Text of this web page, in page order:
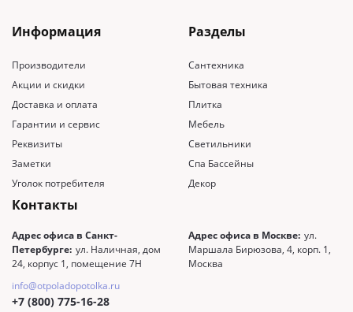
Информация
Производители
Акции и скидки
Доставка и оплата
Гарантии и сервис
Реквизиты
Заметки
Уголок потребителя
Разделы
Сантехника
Бытовая техника
Плитка
Мебель
Светильники
Спа Бассейны
Декор
Контакты
Адрес офиса в Санкт-
Петербурге: ул. Наличная, дом
24, корпус 1, помещение 7Н
Адрес офиса в Москве: ул.
Маршала Бирюзова, 4, корп. 1,
Москва
info@otpoladopotolka.ru
+7 (800) 775-16-28